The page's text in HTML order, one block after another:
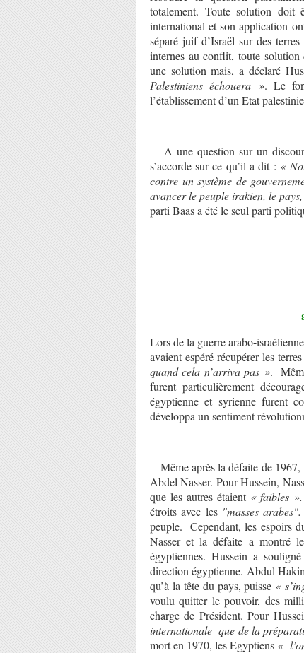
totalement. Toute solution
international et son application
séparé juif d’Israël sur des
internes au conflit, toute solution
une solution mais, a déclaré
Palestiniens échouera ». Le
l’établissement d’un Etat
A une question sur un
s’accorde sur ce qu’il a dit : «
contre un système de
avancer le peuple irakien, le
parti Baas a été le seul parti
Lors de la guerre arabo-
avaient espéré récupérer les
quand cela n’arriva pas ».
furent particulièrement
égyptienne et syrienne furent
développa un sentiment
Même après la défaite de
Abdel Nasser. Pour Hussein,
que les autres étaient « faibles ».
étroits avec les "masses arabes".
peuple. Cependant, les espoirs
Nasser et la défaite a montré
égyptiennes. Hussein a
direction égyptienne. Abdul
qu’à la tête du pays, puisse «
voulu quitter le pouvoir, des
charge de Président. Pour
internationale que de la
mort en 1970, les Egyptiens «